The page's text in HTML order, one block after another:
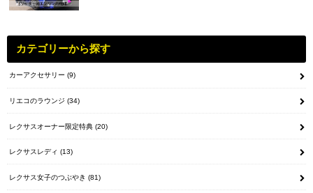
カテゴリーから探す
カーアクセサリー(9)
リエコのラウンジ(34)
レクサスオーナー限定特典(20)
レクサスレディ(13)
レクサス女子のつぶやき(81)